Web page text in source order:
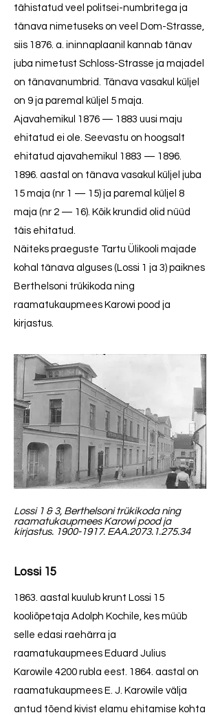
tähistatud veel politsei-numbritega ja
tänava nimetuseks on veel Dom-Strasse,
siis 1876. a. ininnaplaanil kannab tänav
juba nimetust Schloss-Strasse ja majadel
on tänavanumbrid. Tänava vasakul küljel
on 9 ja paremal küljel 5 maja.
Ajavahemikul 1876 — 1883 uusi maju
ehitatud ei ole. Seevastu on hoogsalt
ehitatud ajavahemikul 1883 — 1896.
1896. aastal on tänava vasakul küljel juba
15 maja (nr 1 — 15) ja paremal küljel 8
maja (nr 2 — 16). Kõik krundid olid nüüd
täis ehitatud.
Näiteks praeguste Tartu Ülikooli majade
kohal tänava alguses (Lossi 1 ja 3) paiknes
Berthelsoni trükikoda ning
raamatukaupmees Karowi pood ja
kirjastus.
Lossi 1 & 3, Berthelsoni trükikoda ning
raamatukaupmees Karowi pood ja
kirjastus. 1900-1917. EAA.2073.1.275.34
Lossi 15
1863. aastal kuulub krunt Lossi 15
kooliõpetaja Adolph Kochile, kes müüb
selle edasi raehärra ja
raamatukaupmees Eduard Julius
Karowile 4200 rubla eest. 1864. aastal on
raamatukaupmees E. J. Karowile välja
antud tõend kivist elamu ehitamise kohta